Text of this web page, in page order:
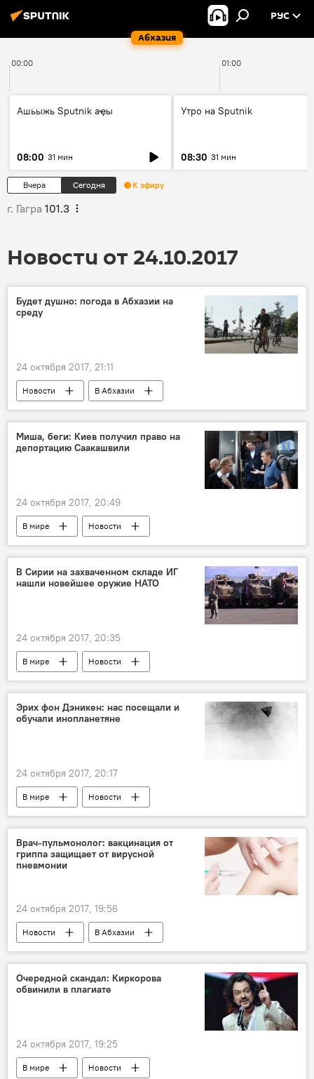
Абхазия
РУС
00:00 01:00
Ашьыжь Sputnik аҿы
08:00 31 мин
Утро на Sputnik
08:30 31 мин
Вчера Сегодня К эфиру
г. Гагра 101.3
Новости от 24.10.2017
Будет душно: погода в Абхазии на
среду
24 октября 2017, 21:11
Новости В Абхазии
Миша, беги: Киев получил право на
депортацию Саакашвили
24 октября 2017, 20:49
В мире Новости
В Сирии на захваченном складе ИГ
нашли новейшее оружие НАТО
24 октября 2017, 20:35
В мире Новости
Эрих фон Дэникен: нас посещали и
обучали инопланетяне
24 октября 2017, 20:17
В мире Новости
Врач-пульмонолог: вакцинация от
гриппа защищает от вирусной
пневмонии
24 октября 2017, 19:56
Новости В Абхазии
Очередной скандал: Киркорова
обвинили в плагиате
24 октября 2017, 19:25
В мире Новости